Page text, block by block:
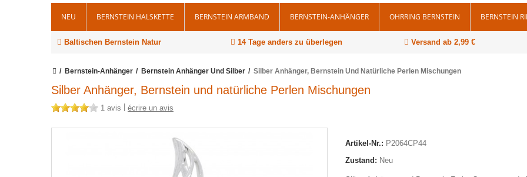
NEU BERNSTEIN HALSKETTE BERNSTEIN ARMBAND BERNSTEIN-ANHÄNGER OHRRING BERNSTEIN BERNSTEIN
Baltischen Bernstein Natur 14 Tage anders zu überlegen Versand ab 2,99 €
Bernstein-Anhänger Bernstein Anhänger Und Silber Silber Anhänger, Bernstein Und Natürliche Perlen Mischungen
Silber Anhänger, Bernstein und natürliche Perlen Mischungen
1 avis écrire un avis
Artikel-Nr.: P2064CP44
Zustand: Neu